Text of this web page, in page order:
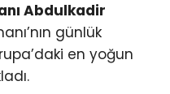
Abdulkadir
günlük
en yoğun